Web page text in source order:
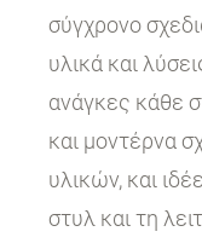
σύγχρονο
υλικά και
ανάγκες κάθε
και μοντέρνα
υλικών, και
στυλ και τη